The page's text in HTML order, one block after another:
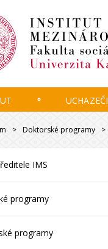
UCHAZEČI
Doktorské programy
IMS
programy
programy